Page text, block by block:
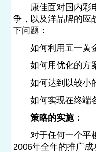
康佳面对国内彩电
争，以及洋品牌的应
下问题：
如何利用五一黄金
如何用优化的方案
如何达到以较小的
如何实现在终端各
策略的实施：
对于任何一个平板
2006年全年的推广